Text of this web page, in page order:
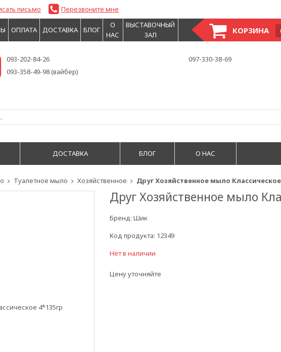
Туалетное мыло Хозяйственное Друг Хозяйственное мыло Классическое
Друг Хозяйственное мыло
Бренд: Шик
Код продукта: 12349
Нет в наличии
Цену уточняйте
письмо Перезвоните мне
ОПЛАТА ДОСТАВКА БЛОГ
О
НАС
ВЫСТАВОЧНЫЙ
ЗАЛ
КОРЗИНА
093-202-84-26
093-358-49-98 (вайбер)
097-330-38-69
ДОСТАВКА БЛОГ О НАС